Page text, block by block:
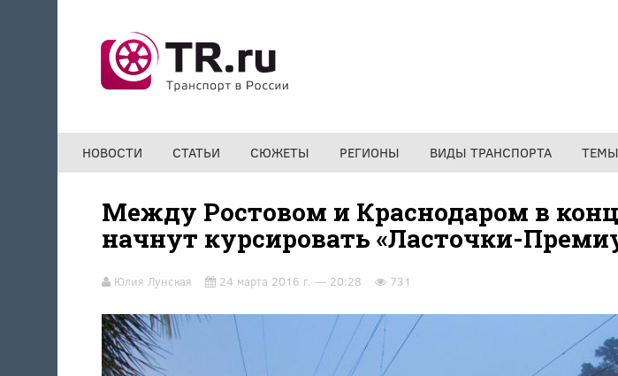
НОВОСТИ СТАТЬИ СЮЖЕТЫ РЕГИОНЫ ВИДЫ ТРАНСПОРТА ТЕМЫ
Между Ростовом и Краснодаром в
начнут курсировать «Ласточки-
Юлия Лунская 24 марта 2016 г. — 20:28 731